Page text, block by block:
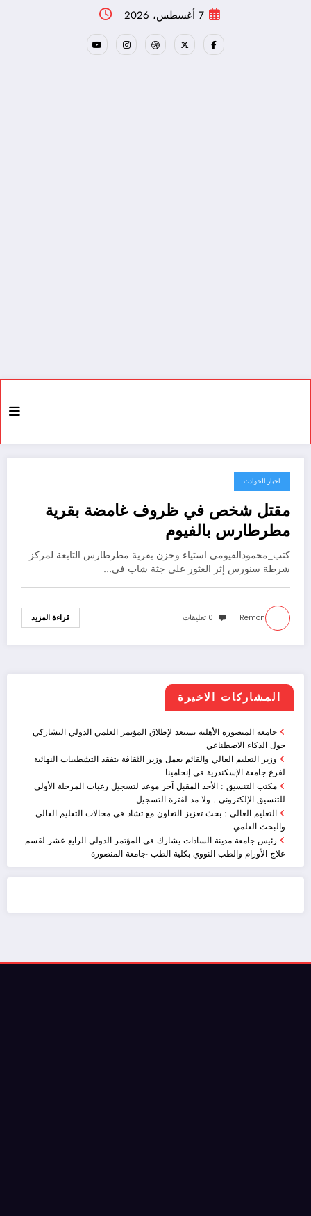
7 أغسطس، 2026
11 أكتوبر، 2021
اخبار الحوادث
مقتل شخص في ظروف غامضة بقرية
مطرطارس بالفيوم
كتب_محمودالفيومي استياء وحزن بقرية مطرطارس التابعة لمركز
شرطة سنورس إثر العثور علي جثة شاب في…
Remon 0 تعليقات قراءة المزيد
المشاركات الاخيرة
جامعة المنصورة الأهلية تستعد لإطلاق المؤتمر العلمي الدولي التشاركي
حول الذكاء الاصطناعي
وزير التعليم العالي والقائم بعمل وزير الثقافة يتفقد التشطيبات النهائية
لفرع جامعة الإسكندرية في إنجامينا
مكتب التنسيق : الأحد المقبل آخر موعد لتسجيل رغبات المرحلة الأولى
للتنسيق الإلكتروني.. ولا مد لفترة التسجيل
التعليم العالي : بحث تعزيز التعاون مع تشاد في مجالات التعليم العالي
والبحث العلمي
رئيس جامعة مدينة السادات يشارك في المؤتمر الدولي الرابع عشر لقسم
علاج الأورام والطب النووي بكلية الطب -جامعة المنصورة